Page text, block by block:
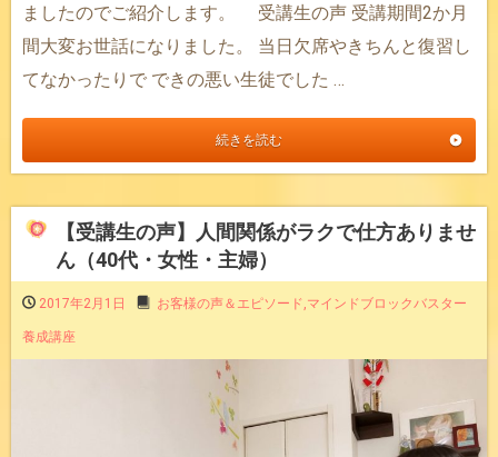
ましたのでご紹介します。 受講生の声 受講期間2か月
間大変お世話になりました。 当日欠席やきちんと復習し
てなかったりで できの悪い生徒でした …
続きを読む
【受講生の声】人間関係がラクで仕方ありませ
ん（40代・女性・主婦）
2017年2月1日 お客様の声＆エピソード,マインドブロックバスター
養成講座